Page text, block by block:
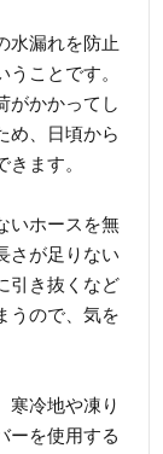
水漏れを防止
ことです。
がかかってし
め、日頃から
ます。
いホースを無
さが足りない
引き抜くなど
うので、気を
寒冷地や凍り
ーを使用する